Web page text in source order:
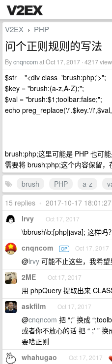
V2EX › PHP
问个正则规则的写法
Bycnqncomat Oct 17, 2017 · 4217
$str = "<div class='brush:php;'>";
$key = "brush:(a-z,A-Z);";
$val = "brush:$1;toolbar:false;";
echo preg_replace('/'.$key.'/
brush:php;这里可能是 PHP 也可
需要将 brush:php;这个内容保留
brush
PHP a-z
15 replies • 2017-10-17
lrvy Oct 17, 2017
\bbrush\b:[php|java]; 这样吗？
cnqncom OP Oct 17, 2017
@lrvy 可能不止这些，我希
2ME Oct 17, 2017
用 phpQuery 提取出来
askfilm Oct 17, 2017
@cnqncom 把 “;” 换成
或者你不放心的话 把 “ ;' ”
要啥正则
whahugao Oct 17, 2017